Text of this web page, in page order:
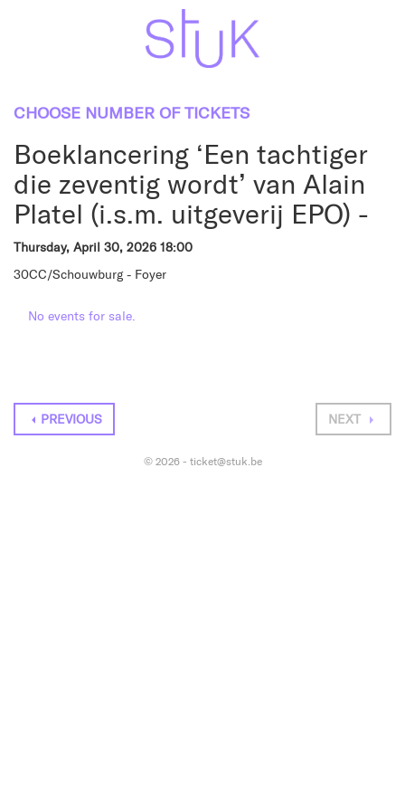
CHOOSE NUMBER OF TICKETS
Boeklancering ‘Een tachtiger
die zeventig wordt’ van Alain
Platel (i.s.m. uitgeverij EPO) -
Thursday, April 30, 2026 18:00
30CC/Schouwburg - Foyer
No events for sale.
NEXT
PREVIOUS
© 2026 - ticket@stuk.be